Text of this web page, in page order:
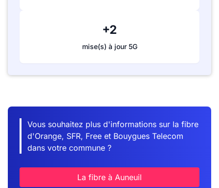
+2
mise(s) à jour 5G
Vous souhaitez plus d'informations sur la fibre
d'Orange, SFR, Free et Bouygues Telecom
dans votre commune ?
La fibre à Auneuil